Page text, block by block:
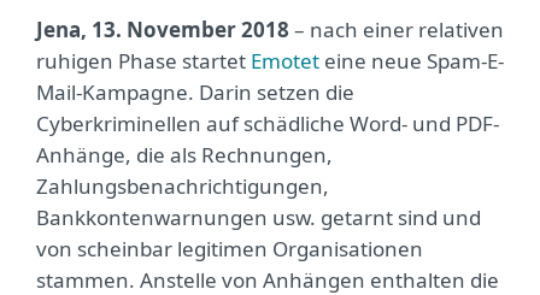
Jena, 13. November 2018 – nach einer relativen
ruhigen Phase startet Emotet eine neue Spam-E-
Mail-Kampagne. Darin setzen die
Cyberkriminellen auf schädliche Word- und PDF-
Anhänge, die als Rechnungen,
Zahlungsbenachrichtigungen,
Bankkontenwarnungen usw. getarnt sind und
von scheinbar legitimen Organisationen
stammen. Anstelle von Anhängen enthalten die